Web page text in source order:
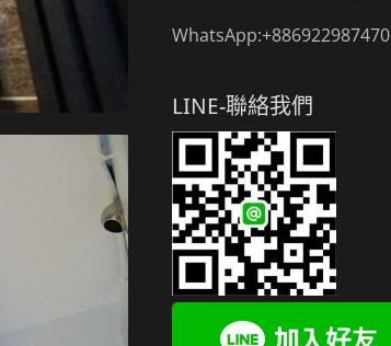
WhatsApp:+886922987470
LINE-聯絡我們